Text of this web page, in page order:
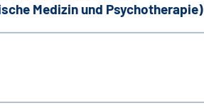
Medizin und Psychotherapie)